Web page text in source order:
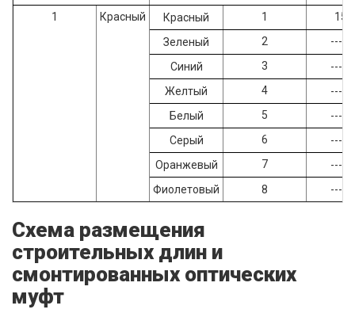
1
Красный Красный 1
Зеленый
2
--- //
Синий
3
--- //
Желтый
4
--- //
Белый
5
--- //
Серый
6
--- //
Оранжевый
7
--- //
Фиолетовый
8 --- //
Схема размещения
строительных длин и
смонтированных оптических
муфт